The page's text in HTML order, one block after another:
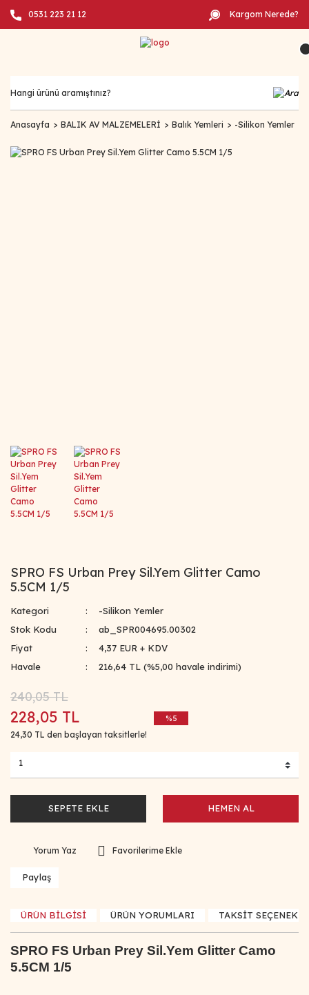
0531 223 21 12 Kargom Nerede?
Anasayfa BALIK AV MALZEMELERİ Balık Yemleri -Silikon Yemler
SPRO FS Urban Prey Sil.Yem Glitter Camo
5.5CM 1/5
Kategori
-Silikon Yemler
Stok Kodu
ab_SPR004695.00302
Fiyat
4,37 EUR + KDV
Havale
216,64 TL (%5,00 havale indirimi)
240,05 TL
228,05 TL
24,30 TL den başlayan taksitlerle!
%5
SEPETE EKLE HEMEN AL
Yorum Yaz
Paylaş
ÜRÜN BİLGİSİ ÜRÜN YORUMLARI TAKSİT
SPRO FS Urban Prey Sil.Yem Glitter Camo
5.5CM 1/5